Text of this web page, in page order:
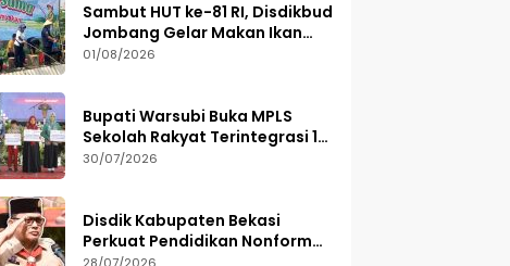
Sambut HUT ke-81 RI, Disdikbud
Jombang Gelar Makan Ikan
dan Mancing Bersama
01/08/2026
Bupati Warsubi Buka MPLS
Sekolah Rakyat Terintegrasi 1
Jombang, Ajak Siswa Raih
30/07/2026
Disdik Kabupaten Bekasi
Perkuat Pendidikan Nonformal
Lewat GEMA TUNAS 2026